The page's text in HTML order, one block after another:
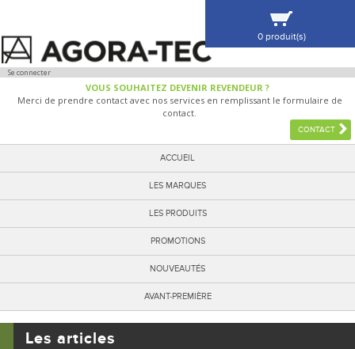
Se connecter
VOUS SOUHAITEZ DEVENIR REVENDEUR ?
Merci de prendre contact avec nos services en remplissant le formulaire de
contact.
CONTACT
ACCUEIL
LES MARQUES
LES PRODUITS
PROMOTIONS
NOUVEAUTÉS
AVANT-PREMIÈRE
0 produit(s)
VOIR MA SÉLECTION
Les articles